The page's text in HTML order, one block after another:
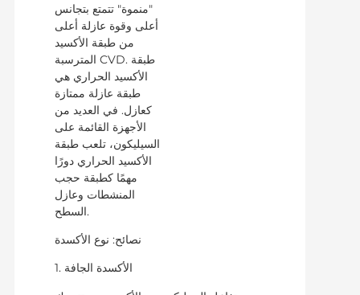
"منموة" تتمتع بتجانس
أعلى وقوة عازلة أعلى
من طبقة الأكسيد
المترسبة CVD. طبقة
الأكسيد الحراري هي
طبقة عازلة ممتازة
كعازل. في العديد من
الأجهزة القائمة على
السيليكون، تلعب طبقة
الأكسيد الحراري دورًا
مهمًا كطبقة حجب
المنشطات وعازل
السطح.
نصائح: نوع الأكسدة